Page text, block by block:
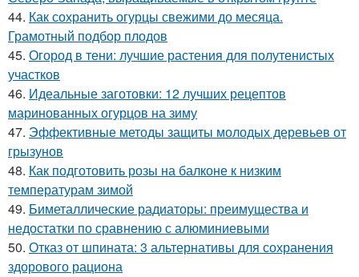
44. Как сохранить огурцы свежими до месяца.
Грамотный подбор плодов
45. Огород в тени: лучшие растения для полутенистых
участков
46. Идеальные заготовки: 12 лучших рецептов
маринованных огурцов на зиму
47. Эффективные методы защиты молодых деревьев от
грызунов
48. Как подготовить розы на балконе к низким
температурам зимой
49. Биметаллические радиаторы: преимущества и
недостатки по сравнению с алюминиевыми
50. Отказ от шпината: 3 альтернативы для сохранения
здорового рациона